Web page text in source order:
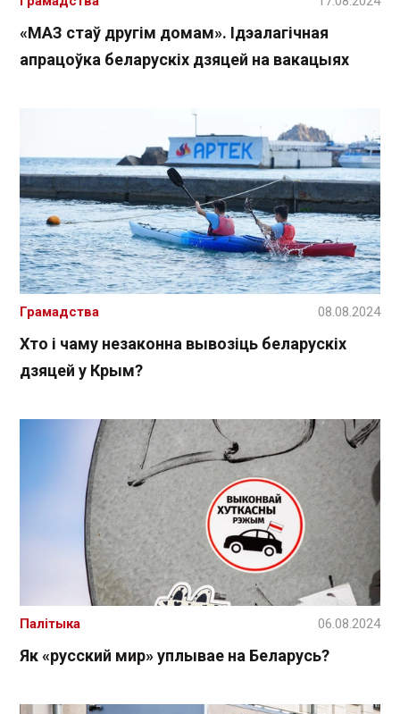
«МАЗ стаў другім домам». Ідэалагічная
апрацоўка беларускіх дзяцей на вакацыях
Хто і чаму незаконна вывозіць беларускіх
дзяцей у Крым?
Грамадства 08.08.2024
Як «русский мир» уплывае на Беларусь?
Палітыка 06.08.2024